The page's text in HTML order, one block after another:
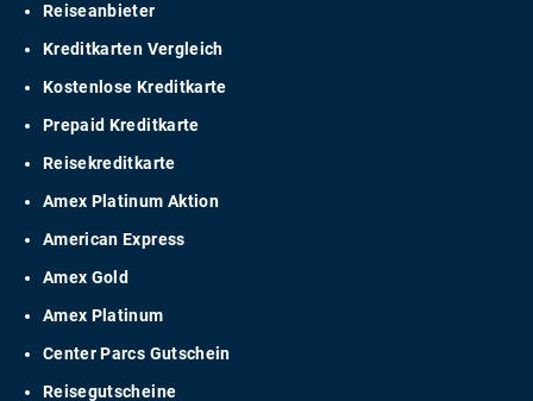
Reiseanbieter
Kreditkarten Vergleich
Kostenlose Kreditkarte
Prepaid Kreditkarte
Reisekreditkarte
Amex Platinum Aktion
American Express
Amex Gold
Amex Platinum
Center Parcs Gutschein
Reisegutscheine